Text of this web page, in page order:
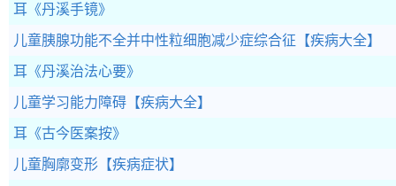
耳 《丹溪手镜》
儿童胰腺功能不全并中性粒细胞减少症综合征 【疾病大全】
耳 《丹溪治法心要》
儿童学习能力障碍 【疾病大全】
耳 《古今医案按》
儿童胸廓变形 【疾病症状】